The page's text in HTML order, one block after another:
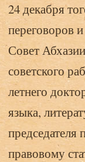
24 декабря
переговоров
Совет
советского
летнего
языка,
правовому